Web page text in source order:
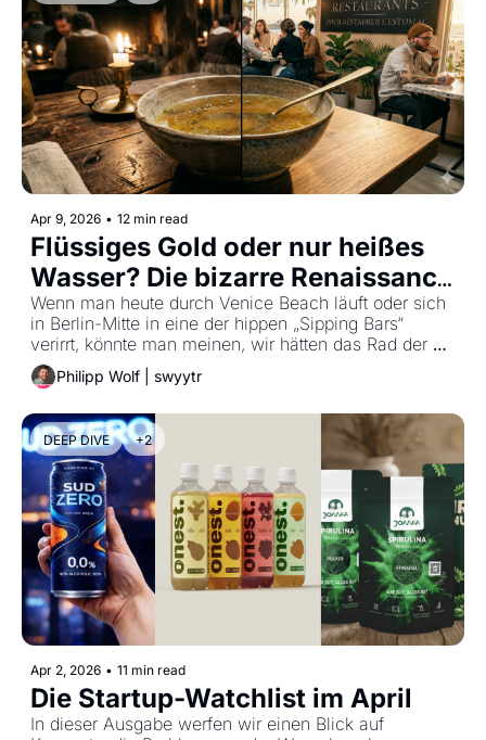
Apr 9, 2026 • 12 min read
Flüssiges Gold oder nur heißes
Wasser? Die bizarre Renaissance
der Knochenbrühe.
Wenn man heute durch Venice Beach läuft oder sich
in Berlin-Mitte in eine der hippen „Sipping Bars“
verirrt, könnte man meinen, wir hätten das Rad der
Ernährung komplett neu erfunden. Da stehen
Menschen in Designer-Yoga-Outfits und nippen mit
als hielten sie das Elixier der Unsterblichkeit in den
Händen.
Philipp Wolf | swyytr
DEEP DIVE +2
Apr 2, 2026 • 11 min read
Die Startup-Watchlist im April
In dieser Ausgabe werfen wir einen Blick auf